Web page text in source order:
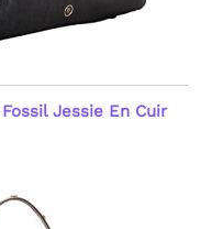
Jessie En Cuir